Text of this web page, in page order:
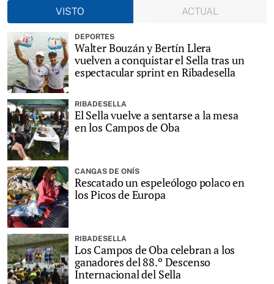
VISTO
ACTUAL
DEPORTES
Walter Bouzán y Bertín Llera
vuelven a conquistar el Sella tras un
espectacular sprint en Ribadesella
RIBADESELLA
El Sella vuelve a sentarse a la mesa
en los Campos de Oba
CANGAS DE ONÍS
Rescatado un espeleólogo polaco en
los Picos de Europa
RIBADESELLA
Los Campos de Oba celebran a los
ganadores del 88.º Descenso
Internacional del Sella